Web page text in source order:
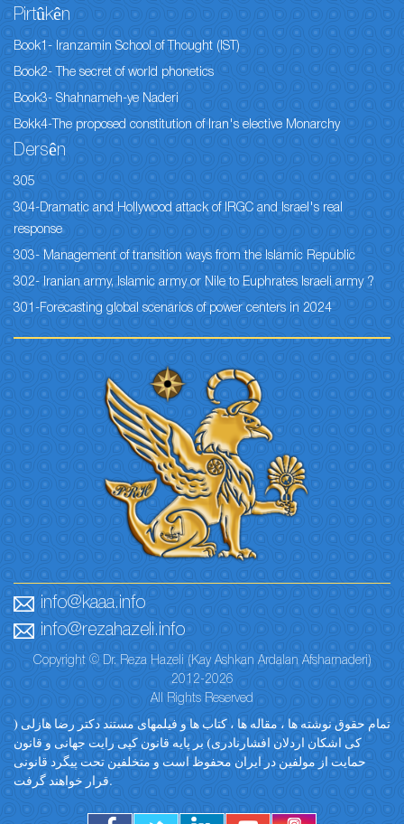
Pirtûkên
Book1- Iranzamin School of Thought (IST)
Book2- The secret of world phonetics
Book3- Shahnameh-ye Naderi
Bokk4-The proposed constitution of Iran's elective Monarchy
Dersên
305
304-Dramatic and Hollywood attack of IRGC and Israel's real
response
303- Management of transition ways from the Islamic Republic
302- Iranian army, Islamic army or Nile to Euphrates Israeli army ?
301-Forecasting global scenarios of power centers in 2024
info@kaaa.info
info@rezahazeli.info
Copyright © Dr. Reza Hazeli (Kay Ashkan Ardalan Afsharnaderi)
2012-2026
All Rights Reserved
تمام حقوق نوشته ها ، مقاله ها ، کتاب ها و فیلمهای مستند دکتر رضا هازلی (
کی اشکان اردلان افشارنادری) بر پایه قانون کپی رایت جهانی و قانون
حمایت از مولفین در ایران محفوظ است و متخلفین تحت پیگرد قانونی
قرار خواهند گرفت.